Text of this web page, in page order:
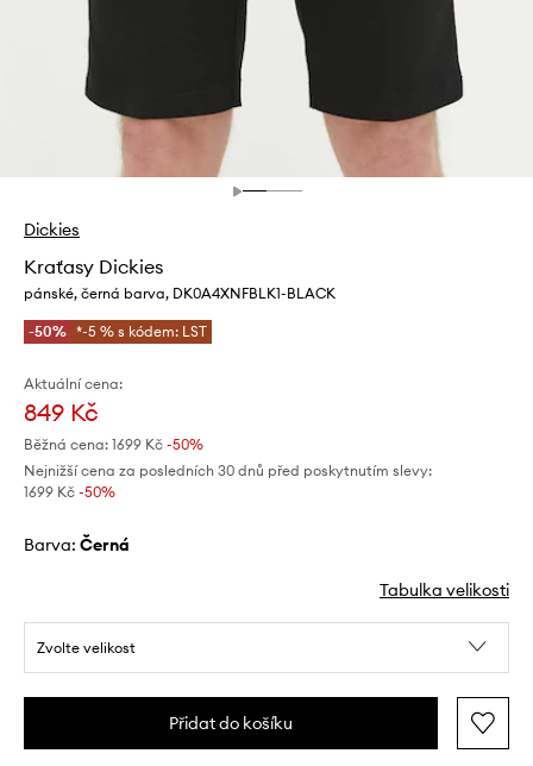
Dickies
Kraťasy Dickies
pánské, černá barva, DK0A4XNFBLK1-BLACK
-50% *-5 % s kódem: LST
Aktuální cena:
849 Kč
Běžná cena: 1699 Kč -50%
Nejnižší cena za posledních 30 dnů před poskytnutím slevy:
1699 Kč -50%
Barva: černá
Tabulka velikosti
Zvolte velikost
Přidat do košíku